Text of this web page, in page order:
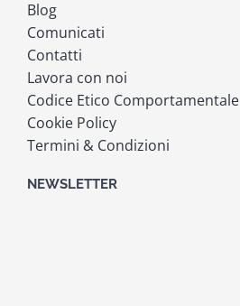
Blog
Comunicati
Contatti
Lavora con noi
Codice Etico Comportamentale
Cookie Policy
Termini & Condizioni
NEWSLETTER